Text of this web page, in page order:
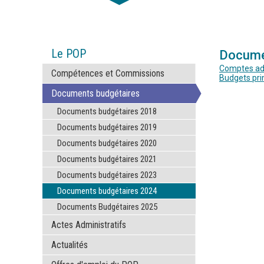
Le POP
Compétences et Commissions
Documents budgétaires
Documents budgétaires 2018
Documents budgétaires 2019
Documents budgétaires 2020
Documents budgétaires 2021
Documents budgétaires 2023
Documents budgétaires 2024
Documents Budgétaires 2025
Actes Administratifs
Actualités
Comptes
Budgets